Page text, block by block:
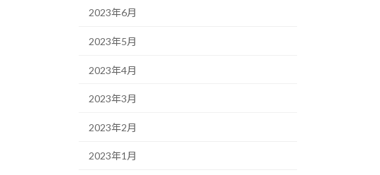
2023年6月
2023年5月
2023年4月
2023年3月
2023年2月
2023年1月